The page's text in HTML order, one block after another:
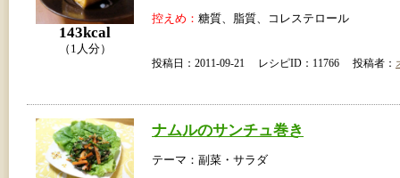
143kcal
（1人分）
控えめ： 糖質、脂質、コレステロール
投稿日：2011-09-21 レシピID：11766 投稿者：
ナムルのサンチュ巻き
テーマ：副菜・サラダ